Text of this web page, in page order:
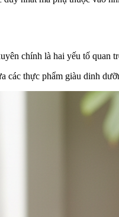
chính là hai yếu tố quan
các thực phẩm giàu dinh